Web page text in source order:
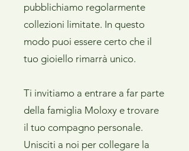
pubblichiamo regolarmente
collezioni limitate. In questo
modo puoi essere certo che il
tuo gioiello rimarrà unico.
Ti invitiamo a entrare a far parte
della famiglia Moloxy e trovare
il tuo compagno personale.
Unisciti a noi per collegare la